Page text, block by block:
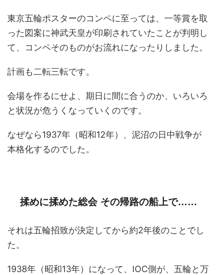
東京五輪ポスターのコンペに至っては、一等賞を取
った図案に神武天皇が印刷されていたことが判明し
て、コンペそのものがお流れになったりしました。
計画も二転三転です。
会場を作るにせよ、期日に間に合うのか、いろいろ
と状況が危うくなっていくのです。
なぜなら1937年（昭和12年）、泥沼の日中戦争が
本格化するのでした。
揉めに揉めた総会 その帰路の船上で……
それは五輪招致が決定してから約2年後のことでし
た。
1938年（昭和13年）になって、IOC側が、五輪と万